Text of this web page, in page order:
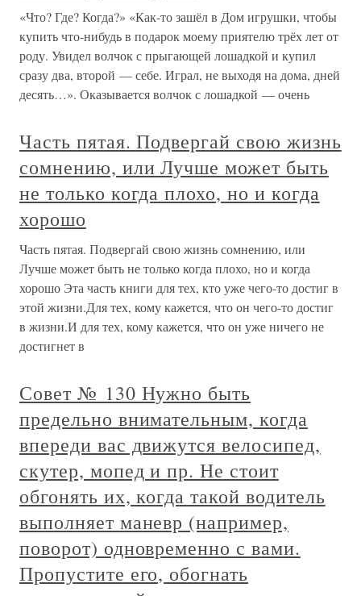
«Что? Где? Когда?» «Как-то зашёл в Дом игрушки, чтобы
купить что-нибудь в подарок моему приятелю трёх лет от
роду. Увидел волчок с прыгающей лошадкой и купил
сразу два, второй — себе. Играл, не выходя на дома, дней
десять…». Оказывается волчок с лошадкой — очень
Часть пятая. Подвергай свою жизнь
сомнению, или Лучше может быть
не только когда плохо, но и когда
хорошо
Часть пятая. Подвергай свою жизнь сомнению, или
Лучше может быть не только когда плохо, но и когда
хорошо Эта часть книги для тех, кто уже чего-то достиг в
этой жизни.Для тех, кому кажется, что он чего-то достиг
в жизни.И для тех, кому кажется, что он уже ничего не
достигнет в
Совет № 130 Нужно быть
предельно внимательным, когда
впереди вас движутся велосипед,
скутер, мопед и пр. Не стоит
обгонять их, когда такой водитель
выполняет маневр (например,
поворот) одновременно с вами.
Пропустите его, обогнать